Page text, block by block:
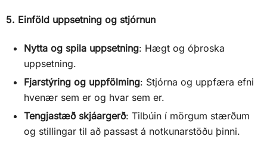
5. Einföld uppsetning og stjórnun
Nytta og spila uppsetning: Hægt og óþroska
uppsetning.
Fjarstýring og uppfölming: Stjórna og uppfæra efni
hvenær sem er og hvar sem er.
Tengjastæð skjáargerð: Tilbúin í mörgum stærðum
og stillingar til að passast á notkunarstöðu þinni.